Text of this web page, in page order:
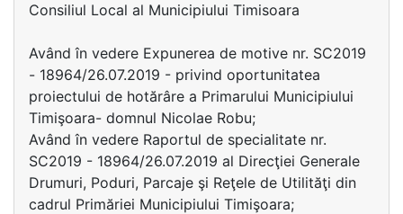
Consiliul Local al Municipiului Timisoara
Având în vedere Expunerea de motive nr. SC2019
- 18964/26.07.2019 - privind oportunitatea
proiectului de hotărâre a Primarului Municipiului
Timişoara- domnul Nicolae Robu;
Având în vedere Raportul de specialitate nr.
SC2019 - 18964/26.07.2019 al Direcţiei Generale
Drumuri, Poduri, Parcaje şi Reţele de Utilităţi din
cadrul Primăriei Municipiului Timişoara;